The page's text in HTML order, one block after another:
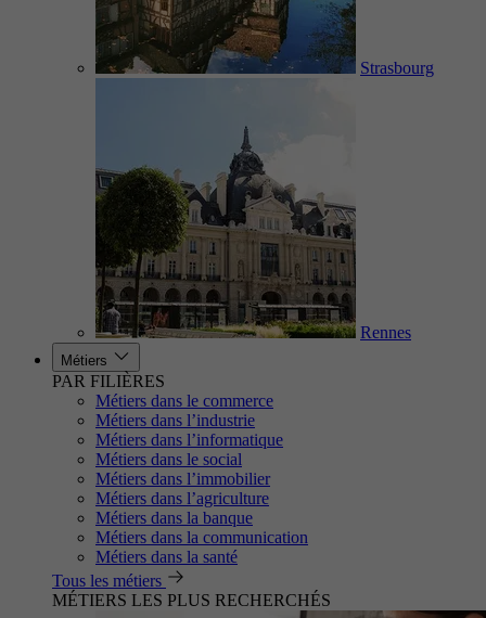
Strasbourg
Rennes
Métiers
PAR FILIÈRES
Métiers dans le commerce
Métiers dans l’industrie
Métiers dans l’informatique
Métiers dans le social
Métiers dans l’immobilier
Métiers dans l’agriculture
Métiers dans la banque
Métiers dans la communication
Métiers dans la santé
Tous les métiers
MÉTIERS LES PLUS RECHERCHÉS